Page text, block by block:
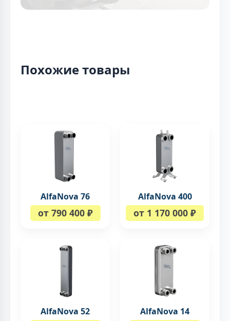
Похожие товары
AlfaNova 76
от 790 400 ₽
AlfaNova 400
от 1 170 000 ₽
AlfaNova 52 AlfaNova 14